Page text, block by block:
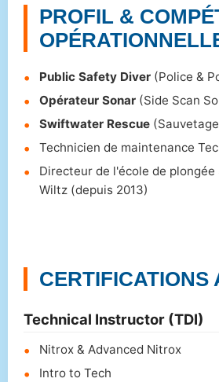
PROFIL &
Public Safety Diver (Police &
Opérateur Sonar (Side Scan
Swiftwater Rescue
Technicien de maintenance
Directeur de l'école de plongée
Wiltz (depuis 2013)
CERTIFICATIONS
Technical Instructor (TDI)
Nitrox & Advanced Nitrox
Intro to Tech